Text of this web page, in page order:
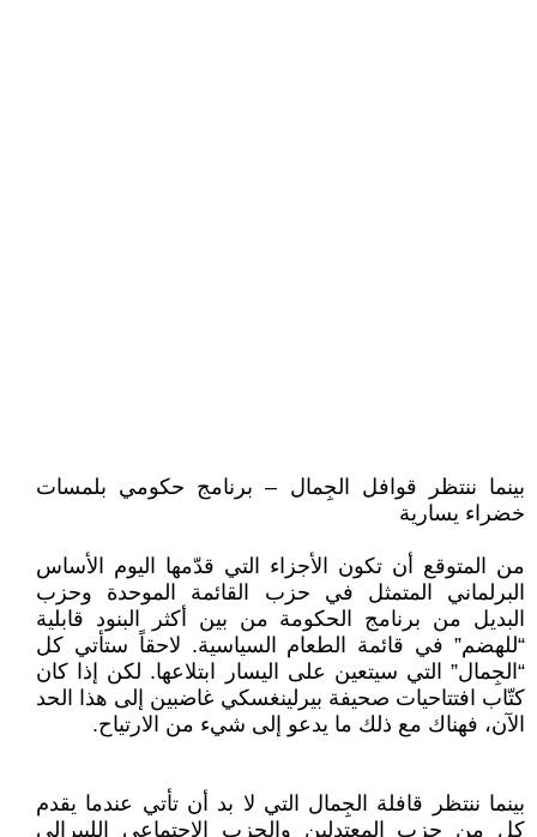
بينما ننتظر قوافل الجِمال – برنامج حكومي بلمسات
خضراء يسارية
من المتوقع أن تكون الأجزاء التي قدّمها اليوم الأساس
البرلماني المتمثل في حزب القائمة الموحدة وحزب
البديل من برنامج الحكومة من بين أكثر البنود قابلية
“للهضم” في قائمة الطعام السياسية. لاحقاً ستأتي كل
“الجِمال” التي سيتعين على اليسار ابتلاعها. لكن إذا كان
كتّاب افتتاحيات صحيفة بيرلينغسكي غاضبين إلى هذا الحد
الآن، فهناك مع ذلك ما يدعو إلى شيء من الارتياح.
بينما ننتظر قافلة الجِمال التي لا بد أن تأتي عندما يقدم
كل من حزب المعتدلين والحزب الاجتماعي الليبرالي